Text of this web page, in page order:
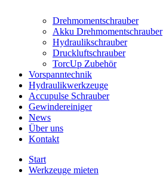
Drehmomentschrauber
Akku Drehmomentschrauber
Hydraulikschrauber
Druckluftschrauber
TorcUp Zubehör
Vorspanntechnik
Hydraulikwerkzeuge
Accupulse Schrauber
Gewindereiniger
News
Über uns
Kontakt
Start
Werkzeuge mieten